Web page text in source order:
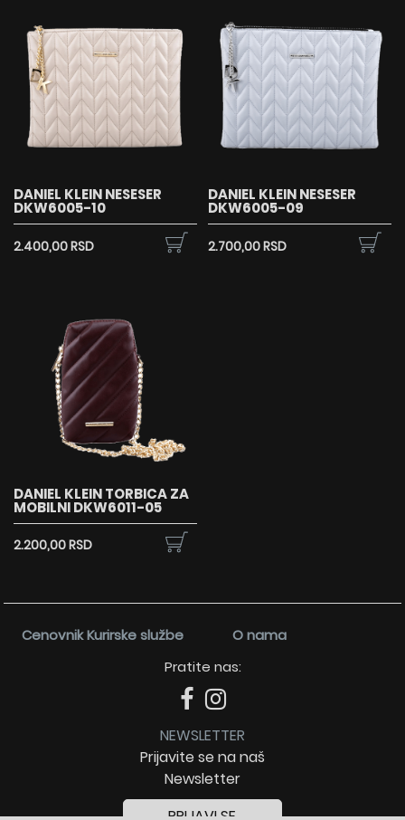
DANIEL KLEIN NESESER
DKW6005-10
2.400,00 RSD
DANIEL KLEIN NESESER
DKW6005-09
2.700,00 RSD
DANIEL KLEIN TORBICA ZA
MOBILNI DKW6011-05
2.200,00 RSD
Cenovnik Kurirske službe
O nama
Pratite nas:
NEWSLETTER
Prijavite se na naš
Newsletter
PRIJAVI SE